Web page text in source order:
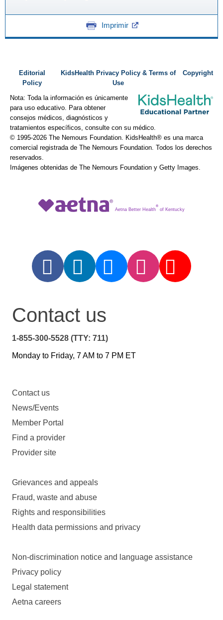
Imprimir
Editorial
Policy
KidsHealth Privacy Policy & Terms of
Use
Copyright
Nota: Toda la información es únicamente
para uso educativo. Para obtener
consejos médicos, diagnósticos y
tratamientos específicos, consulte con su médico.
© 1995-2026 The Nemours Foundation. KidsHealth® es una marca
comercial registrada de The Nemours Foundation. Todos los derechos
reservados.
Imágenes obtenidas de The Nemours Foundation y Getty Images.
Aetna Better Health
®
of Kentucky
Contact us
1-855-300-5528 (TTY: 711)
Monday to Friday, 7 AM to 7 PM ET
Contact us
News/Events
Member Portal
Find a provider
Provider site
Grievances and appeals
Fraud, waste and abuse
Rights and responsibilities
Health data permissions and privacy
Non-discrimination notice and language assistance
Privacy policy
Legal statement
Aetna careers